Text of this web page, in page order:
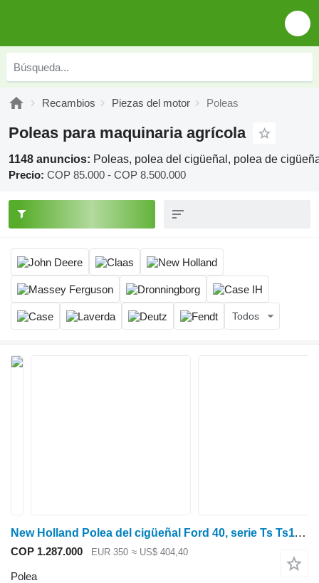
Recambios Piezas del motor Poleas
Poleas para maquinaria agrícola
1148 anuncios: Poleas, polea del cigüeñal, polea de
Precio: COP 85.000 - COP 8.500.000
Todos
New Holland Polea del cigüeñal Ford 40, serie Ts Ts115 E9nn6316a E9NN6316AB
COP 1.287.000 EUR 350 ≈ US$ 404,40
Polea